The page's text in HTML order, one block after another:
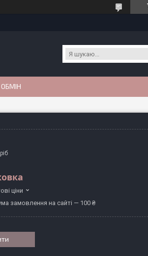
ціни
замовлення на сайті — 100 ₴